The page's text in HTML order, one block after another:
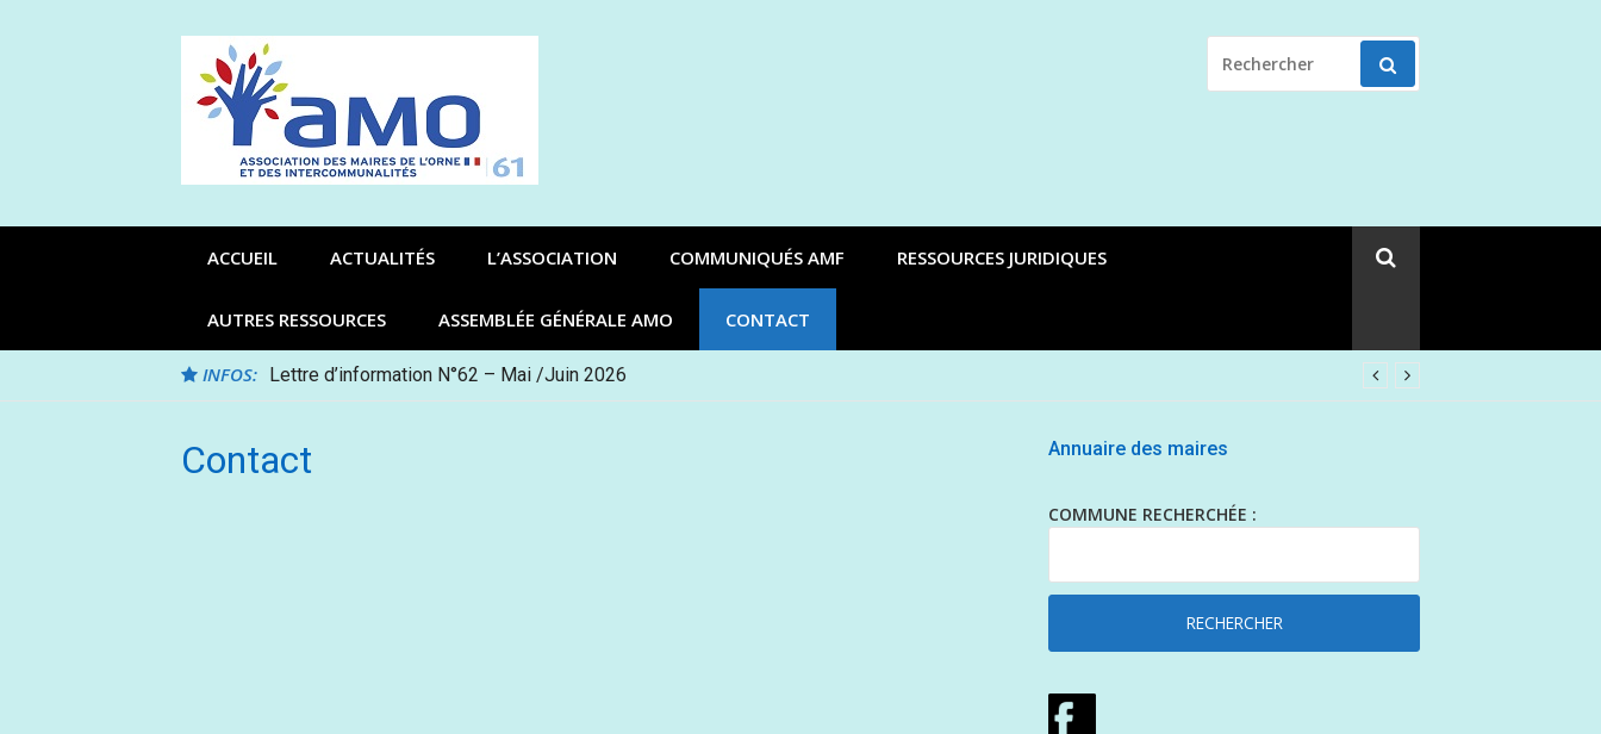
POUR
:
ACCUEIL ACTUALITÉS L’ASSOCIATION COMMUNIQUÉS AMF RESSOURCES JURIDIQUES
AUTRES RESSOURCES ASSEMBLÉE GÉNÉRALE AMO CONTACT
INFOS: Lettre d’information N°62 – Mai /Juin 2026
Contact Annuaire des maires
COMMUNE RECHERCHÉE :